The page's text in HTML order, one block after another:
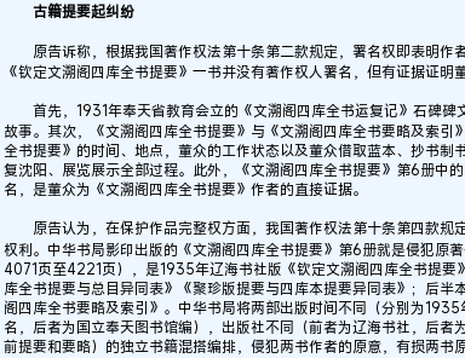
古籍提要起纠纷
原告诉称，根据我国著作权法第十条第二款规定，署名权即表明作
《钦定文溯阁四库全书提要》一书并没有著作权人署名，但有证据证
首先，1931年奉天省教育会立的《文溯阁四库全书运复记》石碑碑
故事。其次，《文溯阁四库全书提要》与《文溯阁四库全书要略及索
全书提要》的时间、地点，董众的工作状态以及董众借取蓝本、抄书制
复沈阳、展览展示全部过程。此外，《文溯阁四库全书提要》第6册中
名，是董众为《文溯阁四库全书提要》作者的直接证据。
原告认为，在保护作品完整权方面，我国著作权法第十条第四款规
权利。中华书局影印出版的《文溯阁四库全书提要》第6册就是侵犯原
4071页至4221页），是1935年辽海书社版《钦定文溯阁四库全书提
库全书提要与总目异同表》《聚珍版提要与四库本提要异同表》；后
阁四库全书要略及索引》。中华书局将两部出版时间不同（分别为
名，后者为国立奉天图书馆编），出版社不同（前者为辽海书社，后
前提要和要略）的独立书籍混搭编排，侵犯两书作者的原意，有损两书